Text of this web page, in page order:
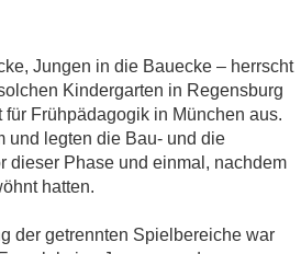
Jungen in die Bauecke – herrscht
Kindergarten in Regensburg
Frühpädagogik in München aus.
und legten die Bau- und die
dieser Phase und einmal, nachdem
hatten.
der getrennten Spielbereiche war